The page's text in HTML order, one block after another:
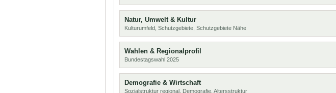
Natur, Umwelt & Kultur
Kulturumfeld, Schutzgebiete, Schutzgebiete Nähe
Wahlen & Regionalprofil
Bundestagswahl 2025
Demografie & Wirtschaft
Sozialstruktur regional, Demografie, Altersstruktur